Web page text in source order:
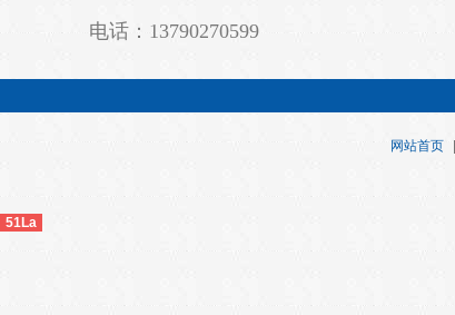
电话： 13790270599
网站首页
51La